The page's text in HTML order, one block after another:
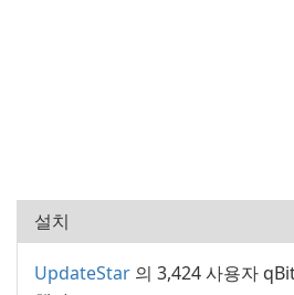
설치
UpdateStar 의 3,424 사용자